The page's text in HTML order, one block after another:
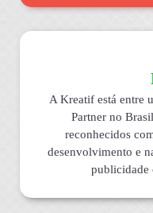
A Kreatif está entre
Partner no
reconhecidos
desenvolvimento e
publicidade